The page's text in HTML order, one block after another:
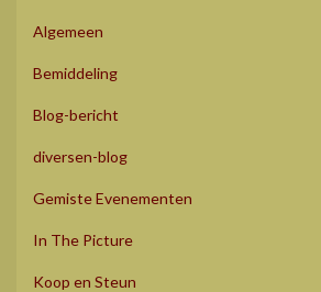
Algemeen
Bemiddeling
Blog-bericht
diversen-blog
Gemiste Evenementen
In The Picture
Koop en Steun